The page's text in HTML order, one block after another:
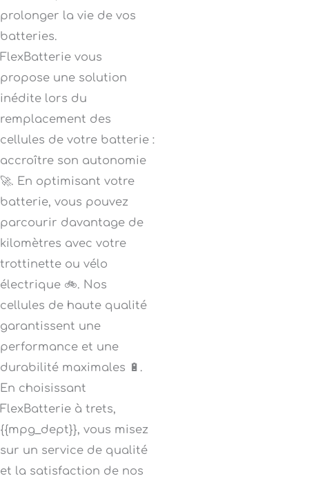
prolonger la vie de vos
batteries.
FlexBatterie vous
propose une solution
inédite lors du
remplacement des
cellules de votre batterie :
accroître son autonomie
🚀. En optimisant votre
batterie, vous pouvez
parcourir davantage de
kilomètres avec votre
trottinette ou vélo
électrique 🚲. Nos
cellules de haute qualité
garantissent une
performance et une
durabilité maximales 🔋.
En choisissant
FlexBatterie à trets,
{{mpg_dept}}, vous misez
sur un service de qualité
et la satisfaction de nos